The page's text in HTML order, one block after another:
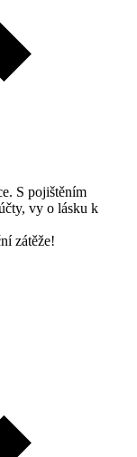
S pojištěním
vy o lásku k
zátěže!